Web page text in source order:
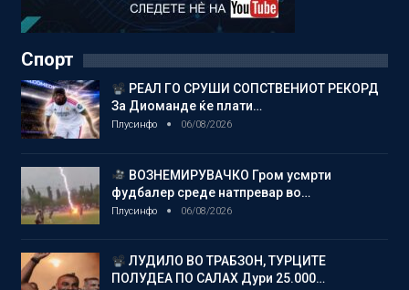
Спорт
РЕАЛ ГО СРУШИ СОПСТВЕНИОТ РЕКОРД
За Диоманде ќе плати…
Плусинфо 06/08/2026
ВОЗНЕМИРУВАЧКО Гром усмрти
фудбалер среде натпревар во…
Плусинфо 06/08/2026
ЛУДИЛО ВО ТРАБЗОН, ТУРЦИТЕ
ПОЛУДЕА ПО САЛАХ Дури 25.000…